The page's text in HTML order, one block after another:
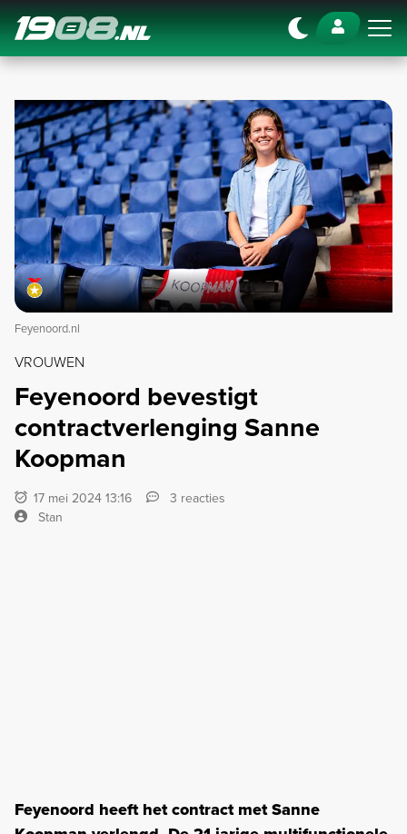
Navigation
Feyenoord.nl
VROUWEN
Feyenoord bevestigt
contractverlenging Sanne
Koopman
17 mei 2024 13:16
3 reacties
Stan
Feyenoord heeft het contract met Sanne